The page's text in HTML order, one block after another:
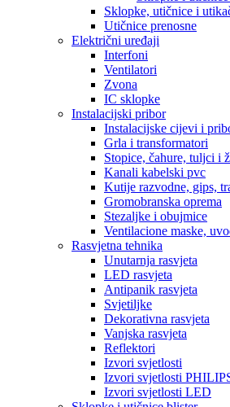
Sklopke, utičnice i
Utičnice prenosne
Električni uređaji
Interfoni
Ventilatori
Zvona
IC sklopke
Instalacijski pribor
Instalacijske cijevi i
Grla i transformatori
Stopice, čahure, tuljci i
Kanali kabelski pvc
Kutije razvodne, gips,
Gromobranska oprema
Stezaljke i obujmice
Ventilacione maske,
Rasvjetna tehnika
Unutarnja rasvjeta
LED rasvjeta
Antipanik rasvjeta
Svjetiljke
Dekorativna rasvjeta
Vanjska rasvjeta
Reflektori
Izvori svjetlosti
Izvori svjetlosti
Izvori svjetlosti LED